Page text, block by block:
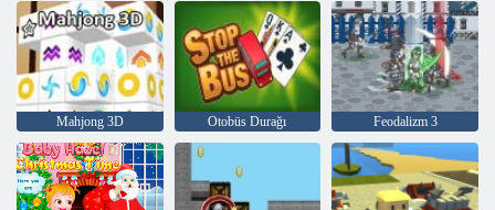
Mahjong 3D Otobüs Durağı Feodalizm 3